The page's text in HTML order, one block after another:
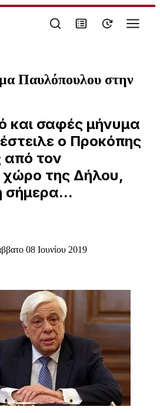
Παυλόπουλου στην
και σαφές μήνυμα
ο Προκόπης
τον
χώρο της Δήλου,
σήμερα...
08 Ιουνίου 2019